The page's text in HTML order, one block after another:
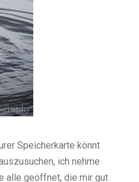
Speicherkarte könnt
ich nehme
alle geöffnet, die mir gut